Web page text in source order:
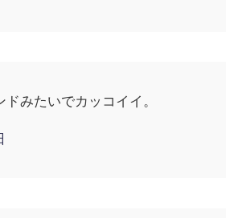
みたいでカッコイイ。